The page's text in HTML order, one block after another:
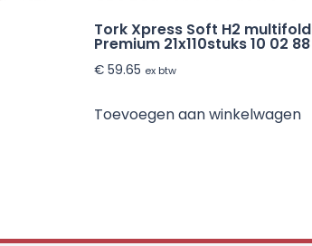
Tork Xpress Soft H2 multifold
Premium 21x110stuks 10 02 88
€59.65 ex btw
Toevoegen aan winkelwagen